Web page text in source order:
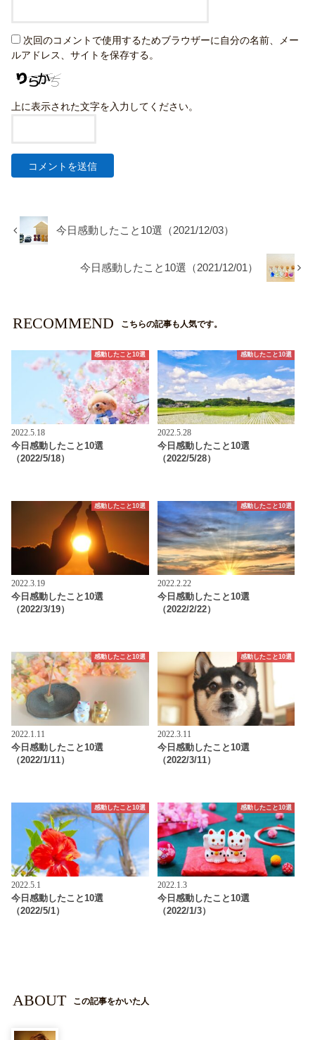
次回のコメントで使用するためブラウザーに自分の名前、メー
ルアドレス、サイトを保存する。
上に表示された文字を入力してください。
今日感動したこと10選（2021/12/03）
今日感動したこと10選（2021/12/01）
RECOMMEND こちらの記事も人気です。
感動したこと10選
2022.5.18
今日感動したこと10選
（2022/5/18）
感動したこと10選
2022.5.28
今日感動したこと10選
（2022/5/28）
感動したこと10選
2022.3.19
今日感動したこと10選
（2022/3/19）
感動したこと10選
2022.2.22
今日感動したこと10選
（2022/2/22）
感動したこと10選
2022.1.11
今日感動したこと10選
（2022/1/11）
感動したこと10選
2022.3.11
今日感動したこと10選
（2022/3/11）
感動したこと10選
2022.5.1
今日感動したこと10選
（2022/5/1）
感動したこと10選
2022.1.3
今日感動したこと10選
（2022/1/3）
ABOUT この記事をかいた人